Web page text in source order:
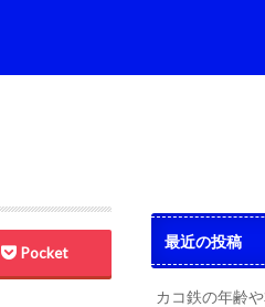
Pocket
最近の投稿
カコ鉄の年齢